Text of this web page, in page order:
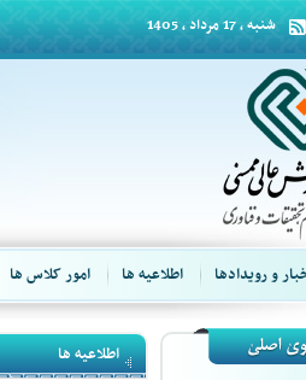
شنبه ، 17 مرداد ، 1405
و رویدادها اطلاعیه ها امور کلاس ها
اطلاعیه ها